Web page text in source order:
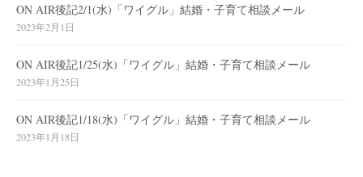
ON AIR後記2/1(水)「ワイグル」結婚・子育て相談メール
2023年2月1日
ON AIR後記1/25(水)「ワイグル」結婚・子育て相談メール
2023年1月25日
ON AIR後記1/18(水)「ワイグル」結婚・子育て相談メール
2023年1月18日